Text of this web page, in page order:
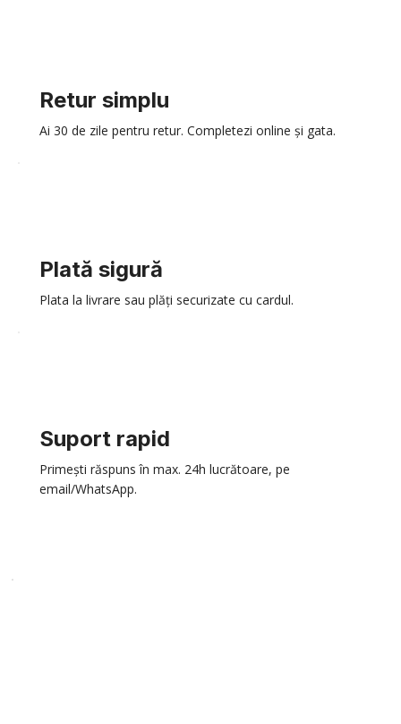
Retur simplu
Ai 30 de zile pentru retur. Completezi online și gata.
Plată sigură
Plata la livrare sau plăți securizate cu cardul.
Suport rapid
Primești răspuns în max. 24h lucrătoare, pe
email/WhatsApp.